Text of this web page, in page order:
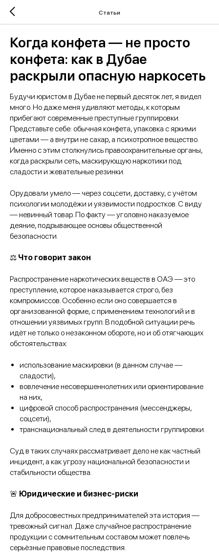
Статьи
Когда конфета — не просто
конфета: как в Дубае
раскрыли опасную наркосеть
Будучи юристом в Дубае не первый десяток лет, я видел
много. Но даже меня удивляют методы, к которым
прибегают современные преступные группировки.
Представьте себе: обычная конфета, упаковка с яркими
цветами — а внутри не сахар, а психотропное вещество.
Именно с этим столкнулись правоохранительные органы,
когда раскрыли сеть, маскирующую наркотики под
сладости и жевательные резинки.
Орудовали умело — через соцсети, доставку, с учётом
психологии молодёжи и уязвимости подростков. С виду
— невинный товар. По факту — уголовно наказуемое
деяние, подрывающее основы общественной
безопасности.
⚖️ Что говорит закон
Распространение наркотических веществ в ОАЭ — это
преступление, которое наказывается строго, без
компромиссов. Особенно если оно совершается в
организованной форме, с применением технологий и в
отношении уязвимых групп. В подобной ситуации речь
идёт не только о незаконном обороте, но и об отягчающих
обстоятельствах:
использование маскировки (в данном случае —
сладости),
вовлечение несовершеннолетних или ориентирование
на них,
цифровой способ распространения (мессенджеры,
соцсети),
транснациональный след в деятельности группировки.
Суд в таких случаях рассматривает дело не как частный
инцидент, а как угрозу национальной безопасности и
стабильности общества.
🚨 Юридические и бизнес-риски
Для добросовестных предпринимателей эта история —
тревожный сигнал. Даже случайное распространение
продукции с сомнительным составом может повлечь
серьёзные правовые последствия.